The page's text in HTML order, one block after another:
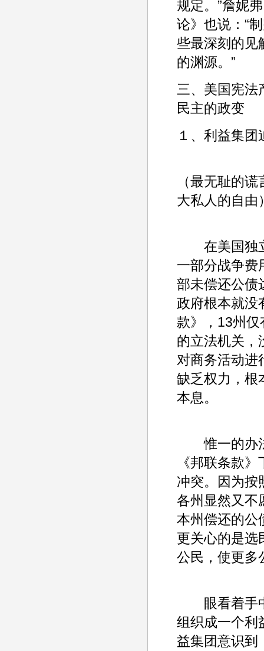
规定。”詹妮
论》也说：“
些最深刻的见
的渊源。”
三、美国宪
民主的政变
１、利益集
（最无耻的
大私人的自由
在美国独立
一部分战争费
部未偿还公债
政府根本就没
款》，13州
的立法机关，
对商务活动进
缺乏权力，根
本息。
惟一的办法
《邦联条款
冲突。因为按
各州显然又不
本州偿还的公
更关心的是选
公民，使更多
眼看着手中
组织成一个利
益集团意识到